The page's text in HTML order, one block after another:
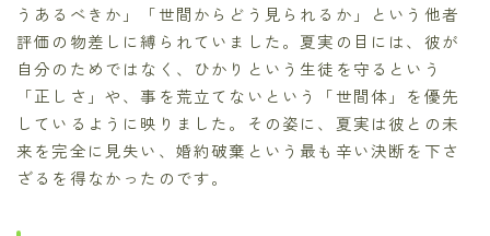
うあるべきか」「世間からどう見られるか」という他者
評価の物差しに縛られていました。夏実の目には、彼が
自分のためではなく、ひかりという生徒を守るという
「正しさ」や、事を荒立てないという「世間体」を優先
しているように映りました。その姿に、夏実は彼との未
来を完全に見失い、婚約破棄という最も辛い決断を下さ
ざるを得なかったのです。